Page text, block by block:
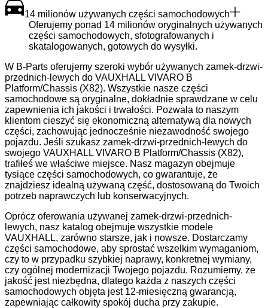
14 milionów używanych części samochodowych
Oferujemy ponad 14 milionów oryginalnych używanych
części samochodowych, sfotografowanych i
skatalogowanych, gotowych do wysyłki.
W B-Parts oferujemy szeroki wybór używanych zamek-drzwi-
przednich-lewych do VAUXHALL VIVARO B
Platform/Chassis (X82). Wszystkie nasze części
samochodowe są oryginalne, dokładnie sprawdzane w celu
zapewnienia ich jakości i trwałości. Pozwala to naszym
klientom cieszyć się ekonomiczną alternatywą dla nowych
części, zachowując jednocześnie niezawodność swojego
pojazdu. Jeśli szukasz zamek-drzwi-przednich-lewych do
swojego VAUXHALL VIVARO B Platform/Chassis (X82),
trafiłeś we właściwe miejsce. Nasz magazyn obejmuje
tysiące części samochodowych, co gwarantuje, że
znajdziesz idealną używaną część, dostosowaną do Twoich
potrzeb naprawczych lub konserwacyjnych.
Oprócz oferowania używanej zamek-drzwi-przednich-
lewych, nasz katalog obejmuje wszystkie modele
VAUXHALL, zarówno starsze, jak i nowsze. Dostarczamy
części samochodowe, aby sprostać wszelkim wymaganiom,
czy to w przypadku szybkiej naprawy, konkretnej wymiany,
czy ogólnej modernizacji Twojego pojazdu. Rozumiemy, że
jakość jest niezbędna, dlatego każda z naszych części
samochodowych objęta jest 12-miesięczną gwarancją,
zapewniając całkowity spokój ducha przy zakupie.